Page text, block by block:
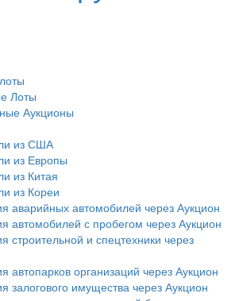
Лоты
Аукционы
из США
из Европы
из Китая
из Кореи
аварийных автомобилей через Аукцион
автомобилей с пробегом через Аукцион
строительной и спецтехники через
автопарков организаций через Аукцион
залогового имущества через Аукцион